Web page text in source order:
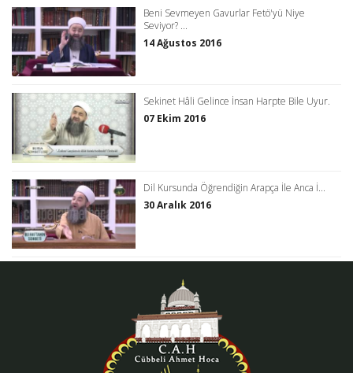
Beni Sevmeyen Gavurlar Fetö'yü Niye
Seviyor? ...
14 Ağustos 2016
Sekinet Hâli Gelince İnsan Harpte Bile Uyur.
07 Ekim 2016
Dil Kursunda Öğrendiğin Arapça İle Anca İ...
30 Aralık 2016